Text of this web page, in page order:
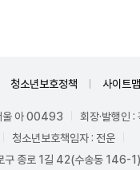
청소년보호정책 사이트맵
울 아 00493
회장·발행인 :
청소년보호책임자 : 전운
구 종로 1길 42(수송동 146-